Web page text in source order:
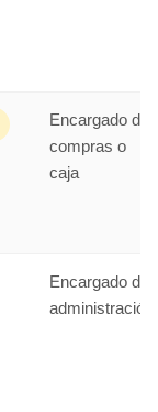
Encargado de
compras o
caja
Encargado de
administración